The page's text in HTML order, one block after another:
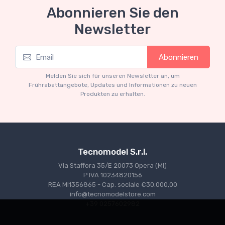
Neuheit
TM12-02D Ferrari - 512S 5.0L v12 Long Tail
team spa Ferrari SEFAC #8 24h Le Mans
€493.05 €519.00
Abonnieren Sie den
Newsletter
Abonnieren
Melden Sie sich für unseren Newsletter an, um
Frührabattangebote, Updates und Informationen zu neuen
Produkten zu erhalten.
Tecnomodel S.r.l.
Via Staffora 35/E 20073 Opera (MI)
P.IVA 10234820156
REA MI1356865 - Cap. sociale €30.000,00
info@tecnomodelstore.com